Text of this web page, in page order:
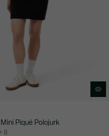
Piqué Polojurk
8